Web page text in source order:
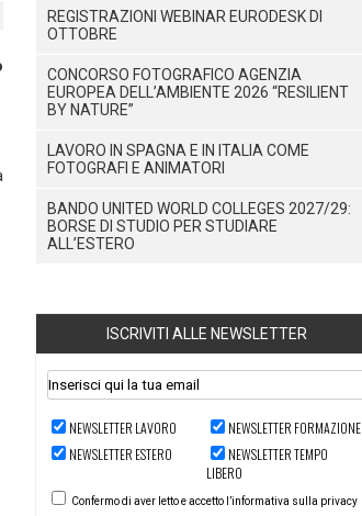
REGISTRAZIONI WEBINAR EURODESK DI
OTTOBRE
CONCORSO FOTOGRAFICO AGENZIA
EUROPEA DELL’AMBIENTE 2026 “RESILIENT
BY NATURE”
LAVORO IN SPAGNA E IN ITALIA COME
FOTOGRAFI E ANIMATORI
BANDO UNITED WORLD COLLEGES 2027/29:
BORSE DI STUDIO PER STUDIARE
ALL’ESTERO
ISCRIVITI ALLE NEWSLETTER
NEWSLETTER LAVORO
NEWSLETTER FORMAZIONE
NEWSLETTER ESTERO
NEWSLETTER TEMPO
LIBERO
Confermo di aver letto e accetto l’informativa sulla privacy